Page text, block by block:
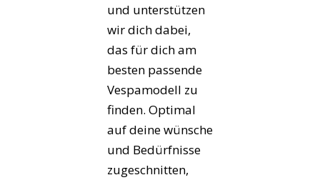
und unterstützen
wir dich dabei,
das für dich am
besten passende
Vespamodell zu
finden. Optimal
auf deine wünsche
und Bedürfnisse
zugeschnitten,